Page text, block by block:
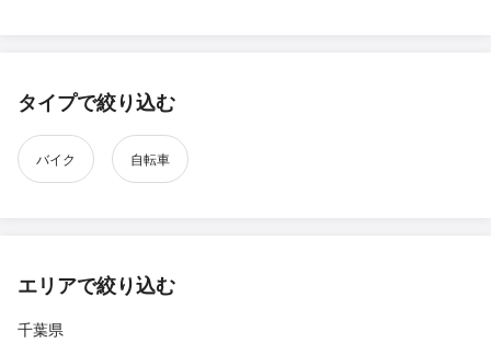
タイプで絞り込む
バイク 自転車
エリアで絞り込む
千葉県